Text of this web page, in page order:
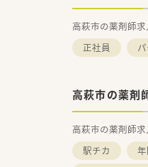
高萩市の薬剤師求
正社員
高萩市の薬剤
高萩市の薬剤師
駅チカ